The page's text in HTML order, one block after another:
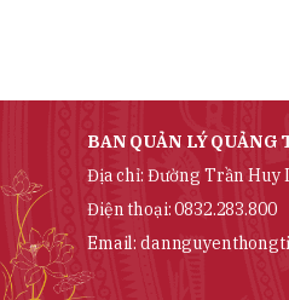
BAN QUẢN LÝ QUẢNG
Địa chỉ: Đường Trần Huy
Điện thoại: 0832.283.800
Email: